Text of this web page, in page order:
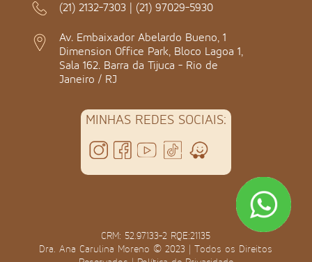
(21) 2132-7303 | (21) 97029-5930
Av. Embaixador Abelardo Bueno, 1
Dimension Office Park, Bloco Lagoa 1,
Sala 162. Barra da Tijuca - Rio de
Janeiro / RJ
MINHAS REDES SOCIAIS:
CRM: 52.97133-2 RQE:21135
Dra. Ana Carulina Moreno © 2023 | Todos os Direitos